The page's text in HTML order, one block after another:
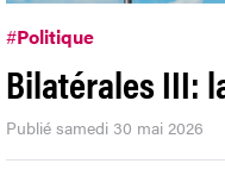
#Politique
Bilatérales III:
Publié samedi 30 mai 2026